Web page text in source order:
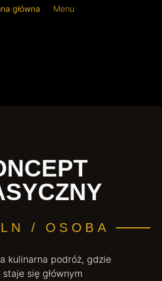
główna Menu
/ OSOBA
kulinarna podróż, gdzie
staje się głównym